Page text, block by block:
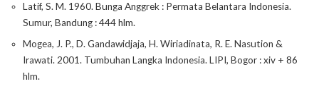
Latif, S. M. 1960. Bunga Anggrek : Permata Belantara Indonesia.
Sumur, Bandung : 444 hlm.
Mogea, J. P., D. Gandawidjaja, H. Wiriadinata, R. E. Nasution &
Irawati. 2001. Tumbuhan Langka Indonesia. LIPI, Bogor : xiv + 86
hlm.